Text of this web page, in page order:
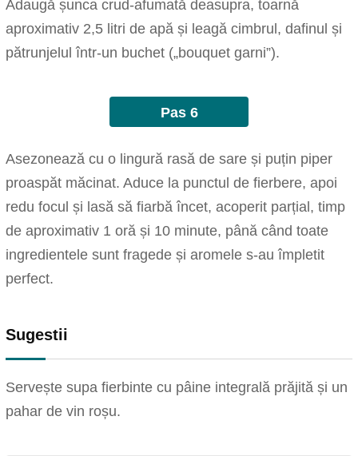
Adaugă șunca crud-afumată deasupra, toarnă
aproximativ 2,5 litri de apă și leagă cimbrul, dafinul și
pătrunjelul într-un buchet („bouquet garni”).
Pas 6
Asezonează cu o lingură rasă de sare și puțin piper
proaspăt măcinat. Aduce la punctul de fierbere, apoi
redu focul și lasă să fiarbă încet, acoperit parțial, timp
de aproximativ 1 oră și 10 minute, până când toate
ingredientele sunt fragede și aromele s-au împletit
perfect.
Sugestii
Servește supa fierbinte cu pâine integrală prăjită și un
pahar de vin roșu.